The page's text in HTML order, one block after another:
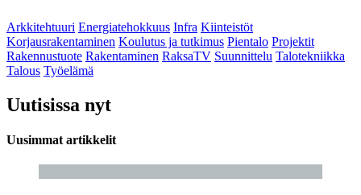
Arkkitehtuuri Energiatehokkuus Infra Kiinteistöt
Korjausrakentaminen Koulutus ja tutkimus Pientalo Projektit
Rakennustuote Rakentaminen RaksaTV Suunnittelu Talotekniikka
Talous Työelämä
Uutisissa nyt
Uusimmat artikkelit